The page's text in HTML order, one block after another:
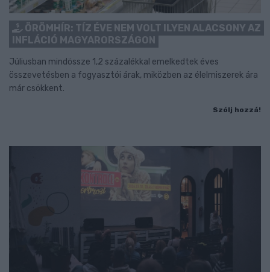
ÖRÖMHÍR: TÍZ ÉVE NEM VOLT ILYEN ALACSONY AZ
INFLÁCIÓ MAGYARORSZÁGON
Júliusban mindössze 1,2 százalékkal emelkedtek éves
összevetésben a fogyasztói árak, miközben az élelmiszerek ára
már csökkent.
Szólj hozzá!